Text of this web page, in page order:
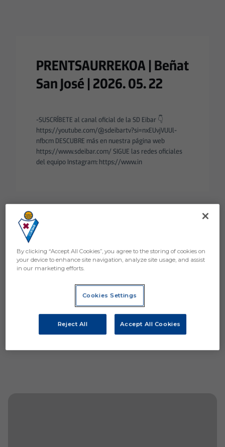
PRENTSAURREKOA | Beñat
San José | 2026. 05. 22
-SUSCRÍBETE al canal oficial de la SD Eibar 👇
https://youtube.com/@sdeibartv?si=nxEUvjVUUl-
nfbcm DESCUBRE más en nuestra página web
https://www.sdeibar.com/ SIGUE las redes oficiales
del equipo Instagram: https://www.in
There are no reactions yet. Be the first!
By clicking “Accept All Cookies”, you agree to the storing of cookies on
your device to enhance site navigation, analyze site usage, and assist
in our marketing efforts.
Cookies Settings
Reject All Accept All Cookies